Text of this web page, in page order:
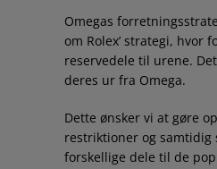
Omegas
om Rolex’ strategi,
reservedele til urene.
deres ur fra Omega.
Dette ønsker vi at gøre
restriktioner og samtidig
forskellige dele til de